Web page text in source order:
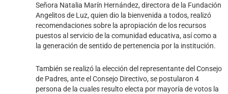
Señora Natalia Marín Hernández, directora de la Fundación
Angelitos de Luz, quien dio la bienvenida a todos, realizó
recomendaciones sobre la apropiación de los recursos
puestos al servicio de la comunidad educativa, así como a
la generación de sentido de pertenencia por la institución.
También se realizó la elección del representante del Consejo
de Padres, ante el Consejo Directivo, se postularon 4
persona de la cuales resulto electa por mayoría de votos la